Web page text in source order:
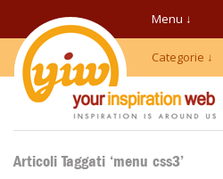
Menu ↓
Categorie ↓
Articoli Taggati ‘menu css3’